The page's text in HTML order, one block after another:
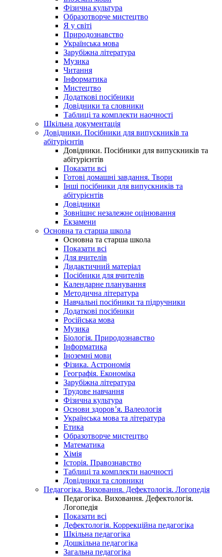
Фізична культура
Образотворче мистецтво
Я у світі
Природознавство
Українська мова
Зарубіжна література
Музика
Читання
Інформатика
Мистецтво
Додаткові посібники
Довідники та словники
Таблиці та комплекти наочності
Шкільна документація
Довідники. Посібники для випускників та
абітурієнтів
Довідники. Посібники для випускників та
абітурієнтів
Показати всі
Готові домашні завдання. Твори
Інші посібники для випускників та
абітурієнтів
Довідники
Зовнішнє незалежне оцінювання
Екзамени
Основна та старша школа
Основна та старша школа
Показати всі
Для вчителів
Дидактичний матеріал
Посібники для вчителів
Календарне планування
Методична література
Навчальні посібники та підручники
Додаткові посібники
Російська мова
Музика
Біологія. Природознавство
Інформатика
Іноземні мови
Фізика. Астрономія
Географія. Економіка
Зарубіжна література
Трудове навчання
Фізична культура
Основи здоров’я. Валеологія
Українська мова та література
Етика
Образотворче мистецтво
Математика
Хімія
Історія. Правознавство
Таблиці та комплекти наочності
Довідники та словники
Педагогіка. Виховання. Дефектологія. Логопедія
Педагогіка. Виховання. Дефектологія.
Логопедія
Показати всі
Дефектологія. Коррекційна педагогіка
Шкільна педагогіка
Дошкільна педагогіка
Загальна педагогіка